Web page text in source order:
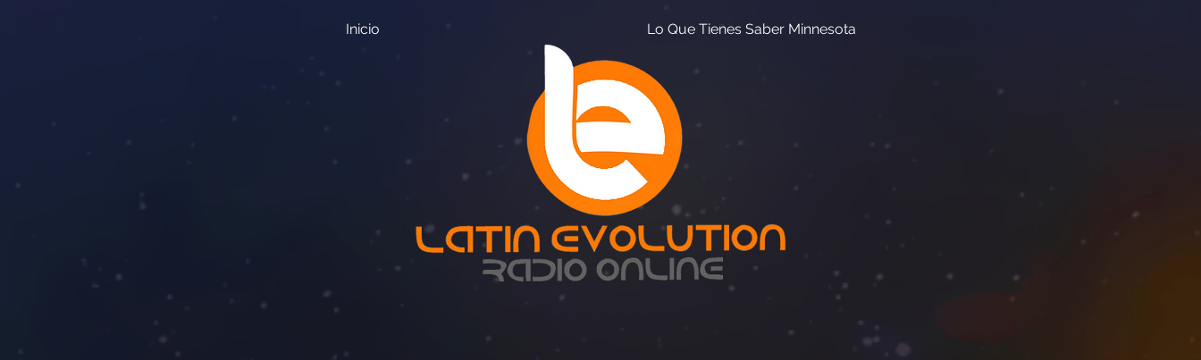
Inicio Lo Que Tienes Saber Minnesota